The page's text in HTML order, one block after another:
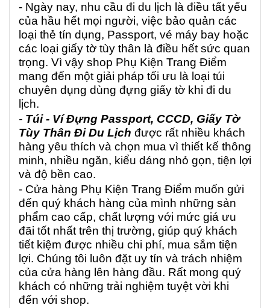
- Ngày nay, nhu cầu đi du lịch là điều tất yếu
của hầu hết mọi người, việc bảo quản các
loại thẻ tín dụng, Passport, vé máy bay hoặc
các loại giấy tờ tùy thân là điều hết sức quan
trọng. Vì vậy shop Phụ Kiện Trang Điểm
mang đến một giải pháp tối ưu là loại túi
chuyên dụng dùng đựng giấy tờ khi đi du
lịch.
- Túi - Ví Đựng Passport, CCCD, Giấy Tờ
Tùy Thân Đi Du Lịch được rất nhiều khách
hàng yêu thích và chọn mua vì thiết kế thông
minh, nhiều ngăn, kiểu dáng nhỏ gọn, tiện lợi
và độ bền cao.
- Cửa hàng Phụ Kiện Trang Điểm muốn gửi
đến quý khách hàng của mình những sản
phẩm cao cấp, chất lượng với mức giá ưu
đãi tốt nhất trên thị trường, giúp quý khách
tiết kiệm được nhiều chi phí, mua sắm tiện
lợi. Chúng tôi luôn đặt uy tín và trách nhiệm
của cửa hàng lên hàng đầu. Rất mong quý
khách có những trải nghiệm tuyệt vời khi
đến với shop.